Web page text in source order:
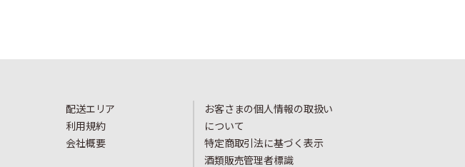
配送エリア
利用規約
会社概要
お客さまの個人情報の取扱い
について
特定商取引法に基づく表示
酒類販売管理者標識